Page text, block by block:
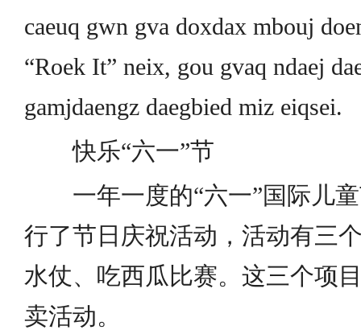
caeuq gwn gva doxdax mbouj
“Roek It” neix, gou gvaq ndaej
gamjdaengz daegbied miz eiqsei.
快乐“六一”节
一年一度的“六一”国际儿童
行了节日庆祝活动，活动有三
水仗、吃西瓜比赛。这三个项
卖活动。